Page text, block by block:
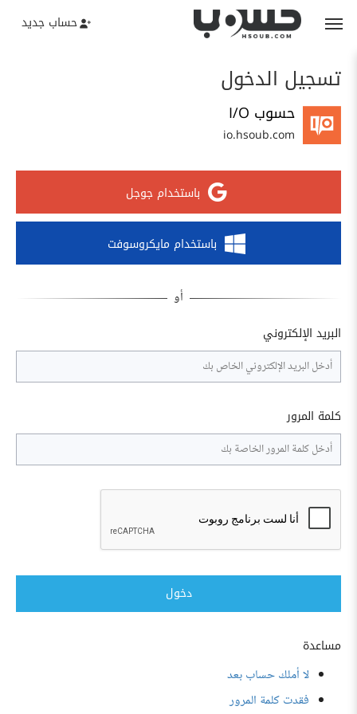
حساب جديد
تسجيل الدخول
حسوب I/O
io.hsoub.com
باستخدام جوجل
باستخدام مايكروسوفت
البريد الإلكتروني
كلمة المرور
دخول
مساعدة
لا أملك حساب بعد
فقدت كلمة المرور